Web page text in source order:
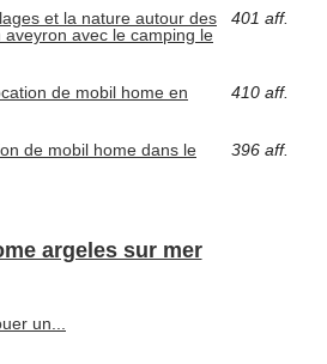
et la nature autour des
aveyron avec le camping le
401 aff.
de mobil home en
410 aff.
de mobil home dans le
396 aff.
argeles sur mer
un...